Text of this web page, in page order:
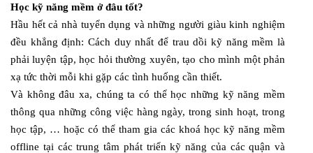
Học kỹ năng mềm ở đâu tốt?
Hầu hết cả nhà tuyển dụng và những người giàu kinh nghiệm
đều khẳng định: Cách duy nhất để trau dồi kỹ năng mềm là
phải luyện tập, học hỏi thường xuyên, tạo cho mình một phản
xạ tức thời mỗi khi gặp các tình huống cần thiết.
Và không đâu xa, chúng ta có thể học những kỹ năng mềm
thông qua những công việc hàng ngày, trong sinh hoạt, trong
học tập, … hoặc có thể tham gia các khoá học kỹ năng mềm
offline tại các trung tâm phát triển kỹ năng của các quận và